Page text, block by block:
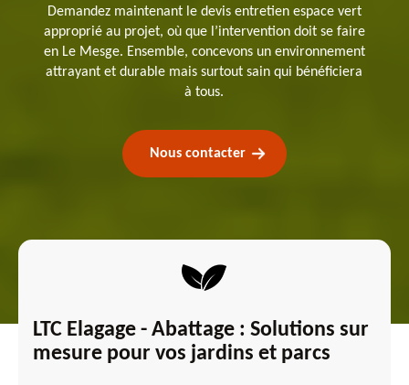
Demandez maintenant le devis entretien espace vert
approprié au projet, où que l’intervention doit se faire
en Le Mesge. Ensemble, concevons un environnement
attrayant et durable mais surtout sain qui bénéficiera
à tous.
Nous contacter
LTC Elagage - Abattage : Solutions sur
mesure pour vos jardins et parcs